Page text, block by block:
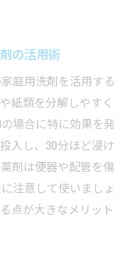
の活用術
庭用洗剤を活用する
紙類を分解しやすく
場合に特に効果を発
入し、30分ほど浸け
剤は便器や配管を傷
注意して使いましょ
点が大きなメリット